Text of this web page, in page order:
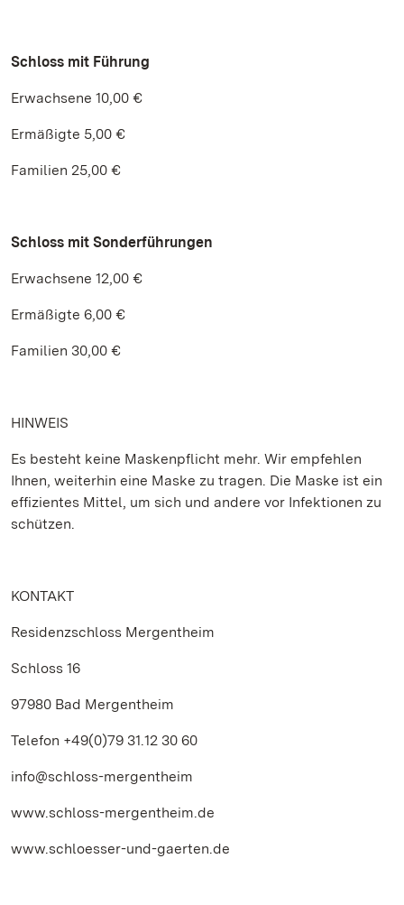
Schloss mit Führung
Erwachsene 10,00 €
Ermäßigte 5,00 €
Familien 25,00 €
Schloss mit Sonderführungen
Erwachsene 12,00 €
Ermäßigte 6,00 €
Familien 30,00 €
HINWEIS
Es besteht keine Maskenpflicht mehr. Wir empfehlen
Ihnen, weiterhin eine Maske zu tragen. Die Maske ist ein
effizientes Mittel, um sich und andere vor Infektionen zu
schützen.
KONTAKT
Residenzschloss Mergentheim
Schloss 16
97980 Bad Mergentheim
Telefon +49(0)79 31.12 30 60
info@schloss-mergentheim
www.schloss-mergentheim.de
www.schloesser-und-gaerten.de